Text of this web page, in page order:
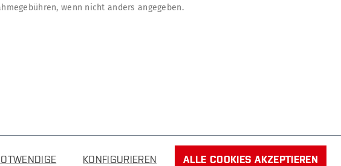
wenn nicht anders angegeben.
KONFIGURIEREN ALLE COOKIES AKZEPTIEREN